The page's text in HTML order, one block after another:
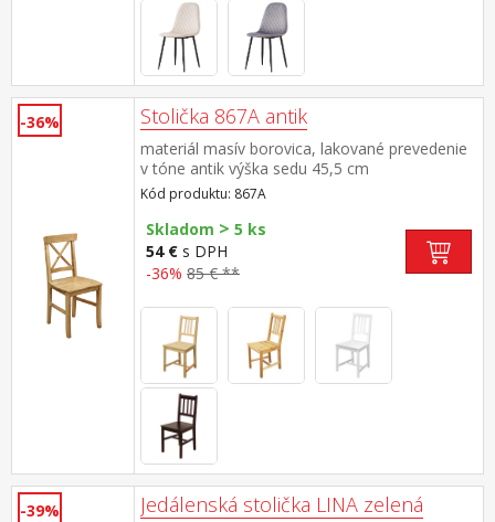
-36% Stolička 867A antik
materiál masív borovica, lakované prevedenie
v tóne antik výška sedu 45,5 cm
Kód produktu: 867A
Skladom > 5 ks
54 € s DPH
-36% 85 € **
-39% Jedálenská stolička LINA zelená